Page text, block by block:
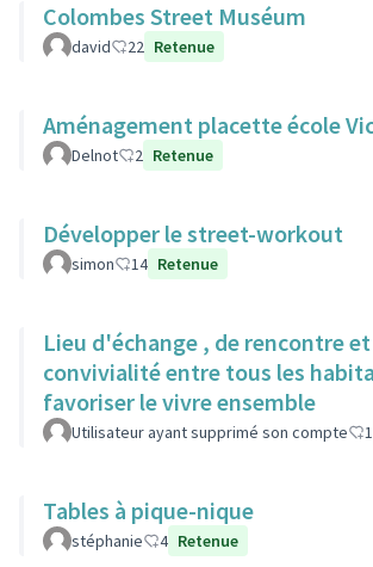
Colombes Street Muséum
david 22 Retenue
Aménagement placette école
Delnot 2 Retenue
Développer le street-workout
simon 14 Retenue
Lieu d'échange , de rencontre
convivialité entre tous les
favoriser le vivre ensemble
Utilisateur ayant supprimé son compte 1
Tables à pique-nique
stéphanie 4 Retenue